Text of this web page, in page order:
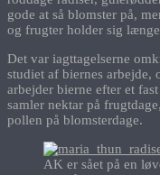
gode at så blomster på,
og frugter holder sig
Det var iagttagelserne
studiet af biernes arbejde,
arbejder bierne efter et
samler nektar på
pollen på blomsterdage.
AK er sået på en